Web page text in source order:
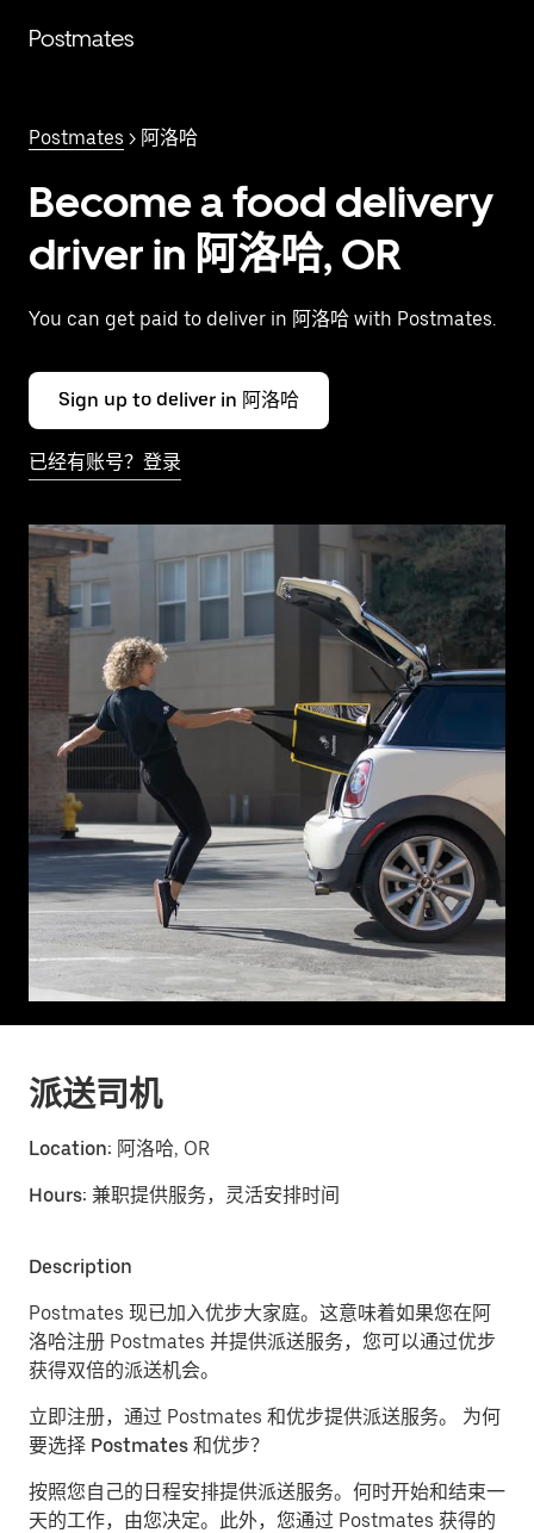
Postmates
Postmates > 阿洛哈
Become a food delivery
driver in 阿洛哈, OR
You can get paid to deliver in 阿洛哈 with Postmates.
Sign up to deliver in 阿洛哈
已经有账号？登录
派送司机
Location: 阿洛哈, OR
Hours: 兼职提供服务，灵活安排时间
Description
Postmates 现已加入优步大家庭。这意味着如果您在阿
洛哈注册 Postmates 并提供派送服务，您可以通过优步
获得双倍的派送机会。
立即注册，通过 Postmates 和优步提供派送服务。 为何
要选择 Postmates 和优步？
按照您自己的日程安排提供派送服务。 何时开始和结束一
天的工作，由您决定。此外，您通过 Postmates 获得的